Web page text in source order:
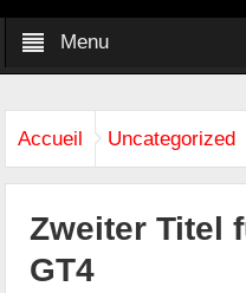
Menu
Accueil Uncategorized
Zweiter Titel
GT4